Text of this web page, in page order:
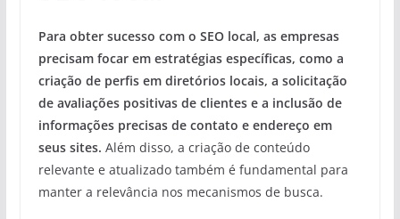
Para obter sucesso com o SEO local, as empresas
precisam focar em estratégias específicas, como a
criação de perfis em diretórios locais, a solicitação
de avaliações positivas de clientes e a inclusão de
informações precisas de contato e endereço em
seus sites. Além disso, a criação de conteúdo
relevante e atualizado também é fundamental para
manter a relevância nos mecanismos de busca.